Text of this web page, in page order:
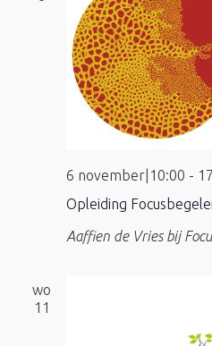
Opleiding
6 november|10:00 -
Aaffien de Vries bij
wo
11